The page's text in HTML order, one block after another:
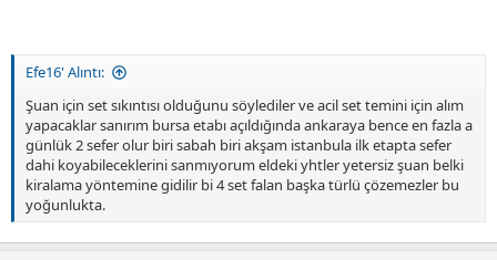
Efe16' Alıntı:
Şuan için set sıkıntısı olduğunu söylediler ve acil set temini için alım
yapacaklar sanırım bursa etabı açıldığında ankaraya bence en fazla a
günlük 2 sefer olur biri sabah biri akşam istanbula ilk etapta sefer
dahi koyabileceklerini sanmıyorum eldeki yhtler yetersiz şuan belki
kiralama yöntemine gidilir bi 4 set falan başka türlü çözemezler bu
yoğunlukta.